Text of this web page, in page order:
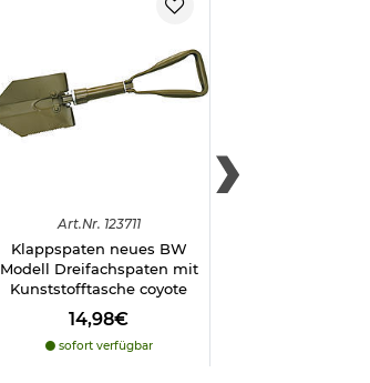
Art.Nr. 123711
Klappspaten neues BW
Modell Dreifachspaten mit
Kunststofftasche coyote
14,98€
sofort verfügbar